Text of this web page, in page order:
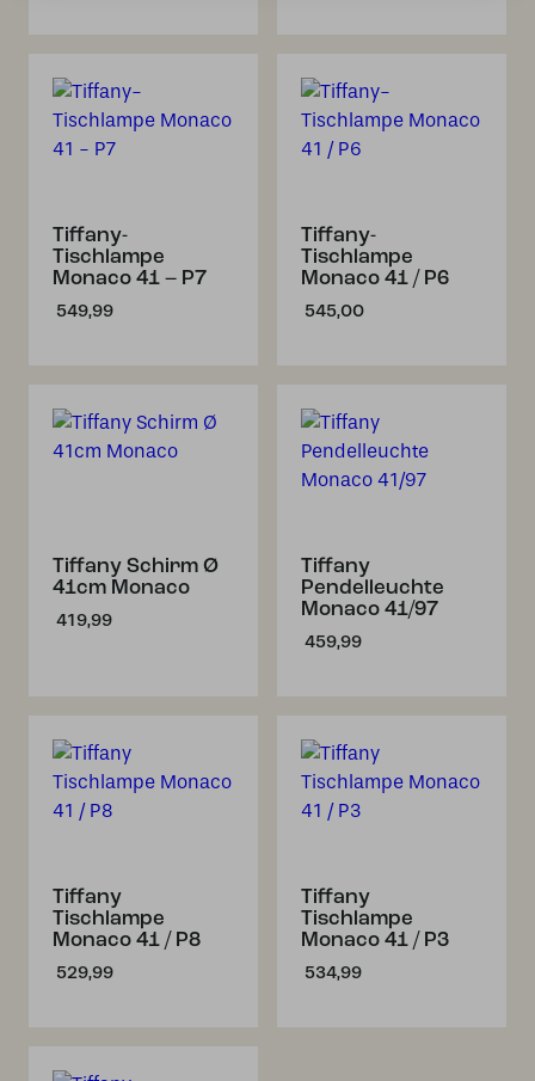
Tiffany-
Tischlampe
Monaco 41 – P7
549,99
Tiffany-
Tischlampe
Monaco 41 / P6
545,00
Tiffany Schirm Ø
41cm Monaco
419,99
Tiffany
Pendelleuchte
Monaco 41/97
459,99
Tiffany
Tischlampe
Monaco 41 / P8
529,99
Tiffany
Tischlampe
Monaco 41 / P3
534,99